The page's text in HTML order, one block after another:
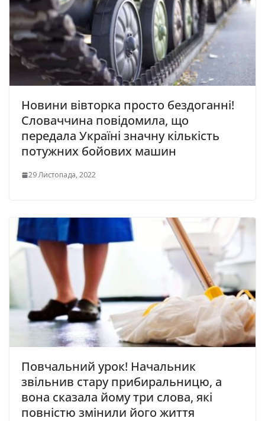
Новини вівторка просто бездоганні!
Словаччина повідомила, що
передала Україні значну кількість
потужних бойових машин
29 Листопада, 2022
Повчальний урок! Начальник
звільнив стару прибиральницю, а
вона сказала йому три слова, які
повністю змінили його життя